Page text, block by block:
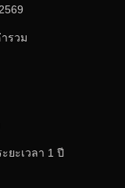
รวม
ะเวลา 1 ปี